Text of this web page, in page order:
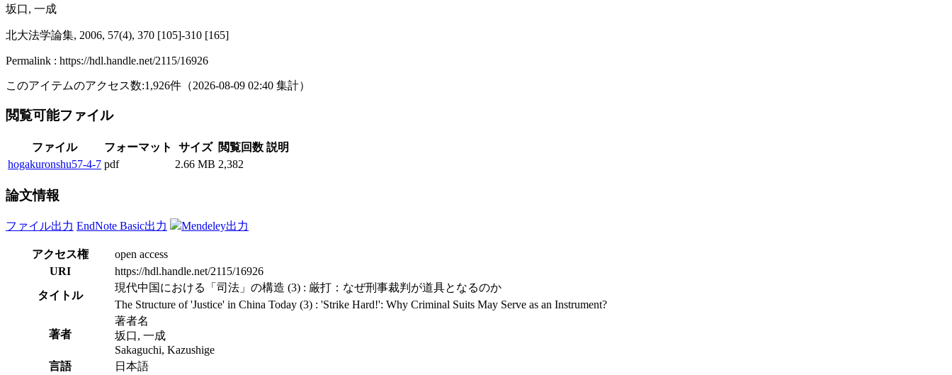
坂口, 一成
北大法学論集, 2006, 57(4), 370 [105]-310 [165]
Permalink : https://hdl.handle.net/2115/16926
このアイテムのアクセス数:1,926件 （2026-08-09 02:40 集計）
閲覧可能ファイル
ファイル フォーマット サイズ 閲覧回数 説明
hogakuronshu57-4-7 pdf 2.66 MB 2,382
論文情報
ファイル出力 EndNote Basic出力 Mendeley出力
アクセス権
open access
URI
https://hdl.handle.net/2115/16926
タイトル
現代中国における「司法」の構造 (3) : 厳打：なぜ刑事裁判が道具となるのか
The Structure of 'Justice' in China Today (3) : 'Strike Hard!': Why Criminal Suits May Serve as an Instrument?
著者
著者名
坂口, 一成
Sakaguchi, Kazushige
言語
日本語